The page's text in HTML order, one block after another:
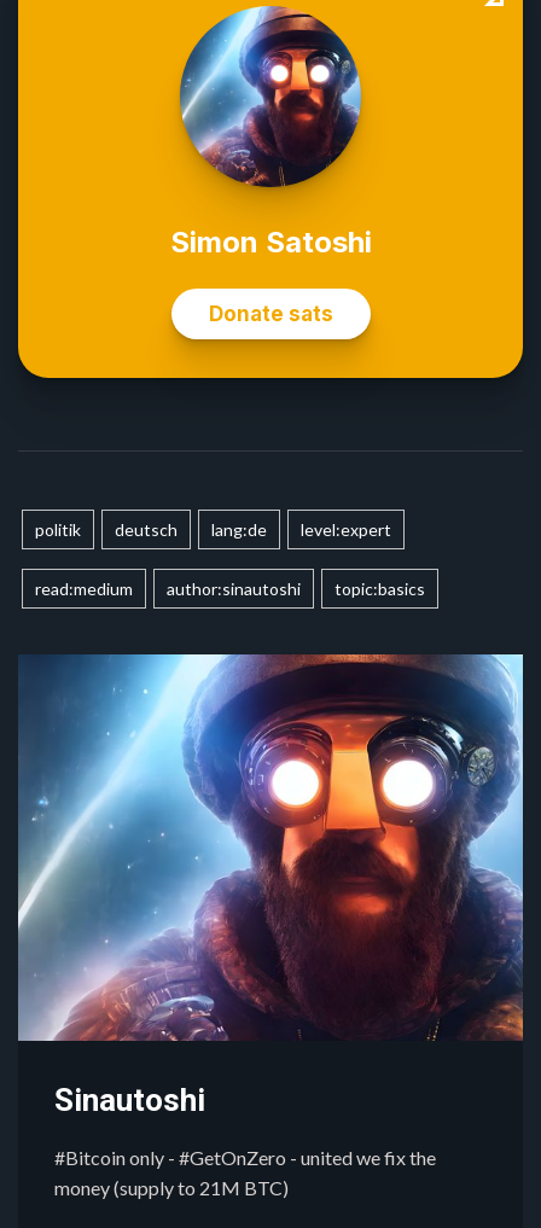
politik deutsch lang:de level:expert
read:medium author:sinautoshi topic:basics
Sinautoshi
#Bitcoin only - #GetOnZero - united we fix the
money (supply to 21M BTC)